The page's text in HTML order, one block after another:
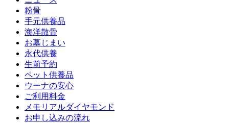
粉骨
手元供養品
海洋散骨
お墓じまい
永代供養
生前予約
ペット供養品
ウーナの安心
ご利用料金
メモリアルダイヤモンド
お申し込みの流れ